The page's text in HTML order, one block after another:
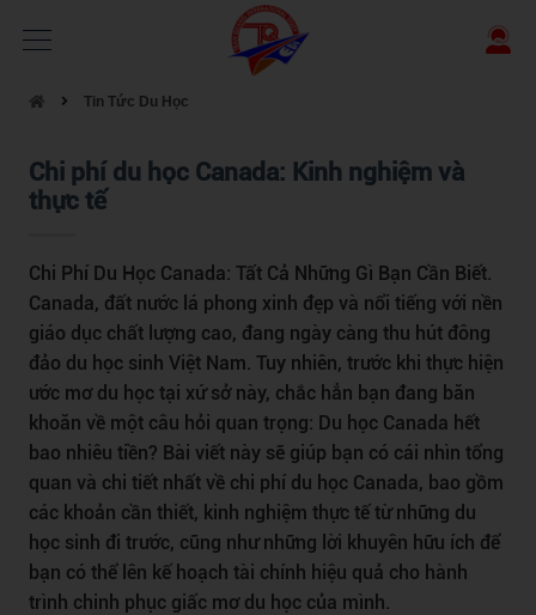
Tin Tức Du Học
Chi phí du học Canada: Kinh nghiệm và
thực tế
Chi Phí Du Học Canada: Tất Cả Những Gì Bạn Cần Biết.
Canada, đất nước lá phong xinh đẹp và nổi tiếng với nền
giáo dục chất lượng cao, đang ngày càng thu hút đông
đảo du học sinh Việt Nam. Tuy nhiên, trước khi thực hiện
ước mơ du học tại xứ sở này, chắc hẳn bạn đang băn
khoăn về một câu hỏi quan trọng: Du học Canada hết
bao nhiêu tiền? Bài viết này sẽ giúp bạn có cái nhìn tổng
quan và chi tiết nhất về chi phí du học Canada, bao gồm
các khoản cần thiết, kinh nghiệm thực tế từ những du
học sinh đi trước, cũng như những lời khuyên hữu ích để
bạn có thể lên kế hoạch tài chính hiệu quả cho hành
trình chinh phục giấc mơ du học của mình.